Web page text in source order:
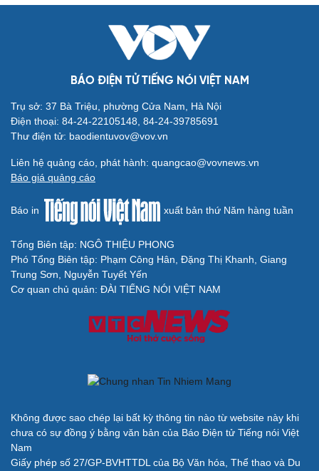
Cải chính
BÁO ĐIỆN TỬ TIẾNG NÓI VIỆT NAM
Trụ sở: 37 Bà Triệu, phường Cửa Nam, Hà Nội
Điện thoại: 84-24-22105148, 84-24-39785691
Thư điện tử: baodientuvov@vov.vn
Liên hệ quảng cáo, phát hành: quangcao@vovnews.vn
Báo giá quảng cáo
Báo in xuất bản thứ Năm hàng tuần
Tổng Biên tập: NGÔ THIỆU PHONG
Phó Tổng Biên tập: Phạm Công Hân, Đặng Thị Khanh, Giang
Trung Sơn, Nguyễn Tuyết Yến
Cơ quan chủ quản: ĐÀI TIẾNG NÓI VIỆT NAM
Không được sao chép lại bất kỳ thông tin nào từ website này khi
chưa có sự đồng ý bằng văn bản của Báo Điện tử Tiếng nói Việt
Nam
Giấy phép số 27/GP-BVHTTDL của Bộ Văn hóa, Thể thao và Du